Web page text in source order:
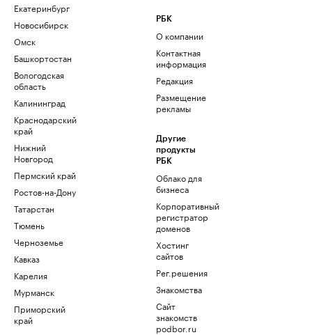
Екатеринбург
Новосибирск
Омск
Башкортостан
Вологодская
область
Калининград
Краснодарский
край
Нижний
Новгород
Пермский край
Ростов-на-Дону
Татарстан
Тюмень
Черноземье
Кавказ
Карелия
Мурманск
Приморский
край
РБК
О компании
Контактная
информация
Редакция
Размещение
рекламы
Другие
продукты
РБК
Облако для
бизнеса
Корпоративный
регистратор
доменов
Хостинг
сайтов
Рег.решения
Знакомства
Сайт
знакомств
podbor.ru